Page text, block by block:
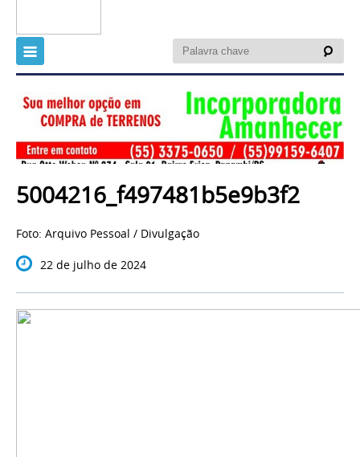
5004216_f497481b5e9b3f2
Foto: Arquivo Pessoal / Divulgação
22 de julho de 2024